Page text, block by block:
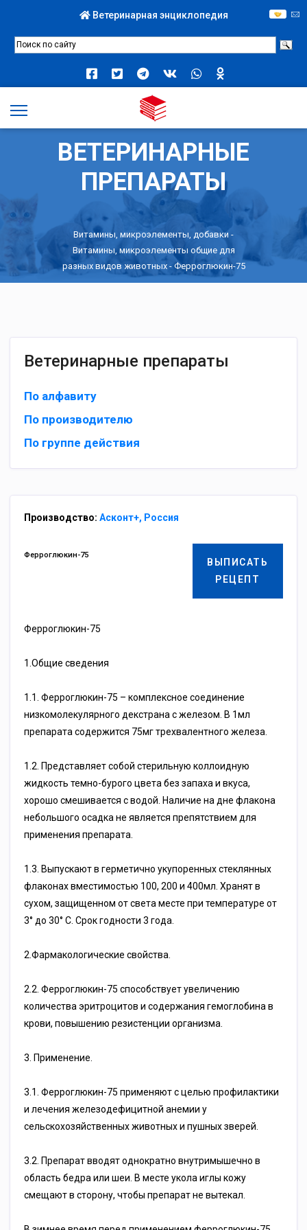
Ветеринарная энциклопедия
ВЕТЕРИНАРНЫЕ
ПРЕПАРАТЫ
Витамины, микроэлементы, добавки -
Витамины, микроэлементы общие для
разных видов животных- Ферроглюкин-75
Ветеринарные препараты
По алфавиту
По производителю
По группе действия
Производство: Асконт+, Россия
ВЫПИСАТЬ
РЕЦЕПТ
Ферроглюкин-75
Ферроглюкин-75
1.Общие сведения
1.1. Ферроглюкин-75 – комплексное соединение
низкомолекулярного декстрана с железом. В 1мл
препарата содержится 75мг трехвалентного железа.
1.2. Представляет собой стерильную коллоидную
жидкость темно-бурого цвета без запаха и вкуса,
хорошо смешивается с водой. Наличие на дне флакона
небольшого осадка не является препятствием для
применения препарата.
1.3. Выпускают в герметично укупоренных стеклянных
флаконах вместимостью 100, 200 и 400мл. Хранят в
сухом, защищенном от света месте при температуре от
3° до 30° С. Срок годности 3 года.
2.Фармакологические свойства.
2.2. Ферроглюкин-75 способствует увеличению
количества эритроцитов и содержания гемоглобина в
крови, повышению резистенции организма.
3. Применение.
3.1. Ферроглюкин-75 применяют с целью профилактики
и лечения железодефицитной анемии у
сельскохозяйственных животных и пушных зверей.
3.2. Препарат вводят однократно внутримышечно в
область бедра или шеи. В месте укола иглы кожу
смещают в сторону, чтобы препарат не вытекал.